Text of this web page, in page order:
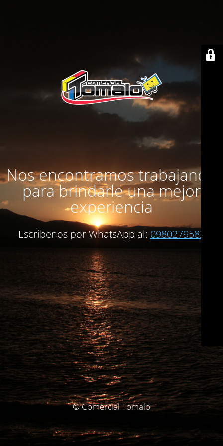
Nos encontramos trabajando
para brindarle una mejor
experiencia
Escríbenos por WhatsApp al: 0980279582
© Comercial Tomalo